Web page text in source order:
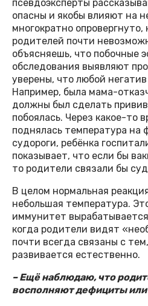
псевдоэксперты
опасны и якобы влияют на
многократно
родителей почти
объясняешь, что побочные
обследования выявляют
уверены, что любой
Например, была мама-
должны был сделать
побоялась. Через какое-то
поднялась температура на
судороги, ребёнка
показывает, что если бы
то родители связали бы
В целом нормальная
небольшая температура.
иммунитет
когда родители видят
почти всегда связаны с
развивается естественно.
– Ещё наблюдаю, что
восполняют дефициты